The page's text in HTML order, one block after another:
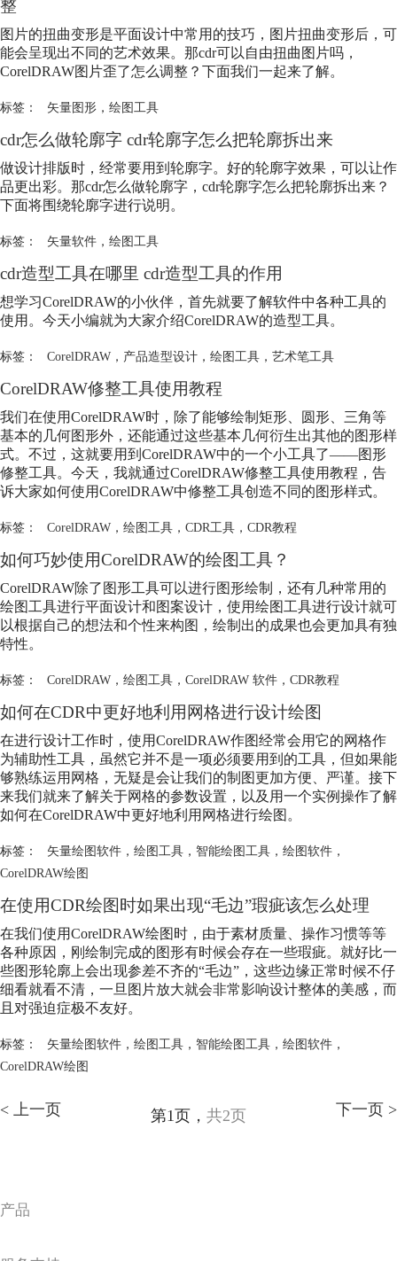
整
图片的扭曲变形是平面设计中常用的技巧，图片扭曲变形后，可
能会呈现出不同的艺术效果。那cdr可以自由扭曲图片吗，
CorelDRAW图片歪了怎么调整？下面我们一起来了解。
标签： 矢量图形， 绘图工具
cdr怎么做轮廓字 cdr轮廓字怎么把轮廓拆出来
做设计排版时，经常要用到轮廓字。好的轮廓字效果，可以让作
品更出彩。那cdr怎么做轮廓字，cdr轮廓字怎么把轮廓拆出来？
下面将围绕轮廓字进行说明。
标签： 矢量软件， 绘图工具
cdr造型工具在哪里 cdr造型工具的作用
想学习CorelDRAW的小伙伴，首先就要了解软件中各种工具的
使用。今天小编就为大家介绍CorelDRAW的造型工具。
标签： CorelDRAW， 产品造型设计， 绘图工具， 艺术笔工具
CorelDRAW修整工具使用教程
我们在使用CorelDRAW时，除了能够绘制矩形、圆形、三角等
基本的几何图形外，还能通过这些基本几何衍生出其他的图形样
式。不过，这就要用到CorelDRAW中的一个小工具了——图形
修整工具。今天，我就通过CorelDRAW修整工具使用教程，告
诉大家如何使用CorelDRAW中修整工具创造不同的图形样式。
标签： CorelDRAW， 绘图工具， CDR工具， CDR教程
如何巧妙使用CorelDRAW的绘图工具 ？
CorelDRAW除了图形工具可以进行图形绘制，还有几种常用的
绘图工具进行平面设计和图案设计，使用绘图工具进行设计就可
以根据自己的想法和个性来构图，绘制出的成果也会更加具有独
特性。
标签： CorelDRAW， 绘图工具， CorelDRAW 软件， CDR教程
如何在CDR中更好地利用网格进行设计绘图
在进行设计工作时，使用CorelDRAW作图经常会用它的网格作
为辅助性工具，虽然它并不是一项必须要用到的工具，但如果能
够熟练运用网格，无疑是会让我们的制图更加方便、严谨。接下
来我们就来了解关于网格的参数设置，以及用一个实例操作了解
如何在CorelDRAW中更好地利用网格进行绘图。
标签： 矢量绘图软件， 绘图工具， 智能绘图工具， 绘图软件，
CorelDRAW绘图
在使用CDR绘图时如果出现“毛边”瑕疵该怎么处理
在我们使用CorelDRAW绘图时，由于素材质量、操作习惯等等
各种原因，刚绘制完成的图形有时候会存在一些瑕疵。就好比一
些图形轮廓上会出现参差不齐的“毛边”，这些边缘正常时候不仔
细看就看不清，一旦图片放大就会非常影响设计整体的美感，而
且对强迫症极不友好。
标签： 矢量绘图软件， 绘图工具， 智能绘图工具， 绘图软件，
CorelDRAW绘图
< 上一页 第1页， 共2页 下一页 >
产品